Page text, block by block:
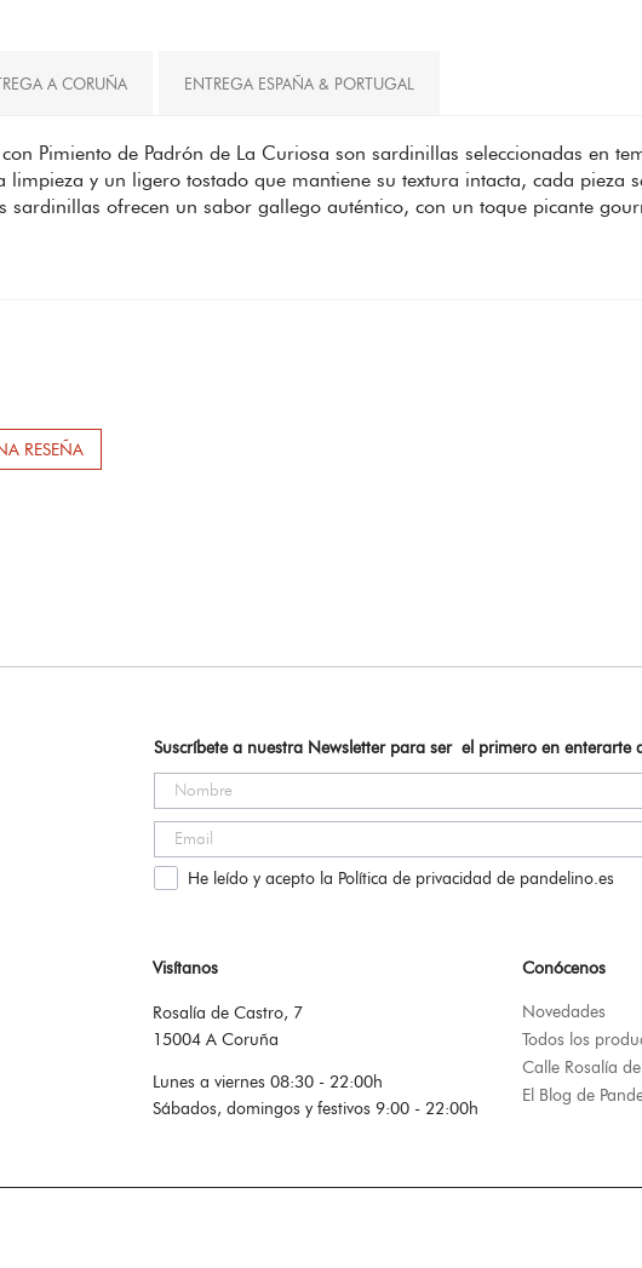
A CORUÑA ENTREGA ESPAÑA & PORTUGAL
Pimiento de Padrón de La Curiosa son sardinillas seleccionadas en
limpieza y un ligero tostado que mantiene su textura intacta, cada pieza
sardinillas ofrecen un sabor gallego auténtico, con un toque picante
RESEÑA
Suscríbete a nuestra Newsletter para ser el primero en enterarte
He leído y acepto la Política de privacidad de pandelino.es
Visítanos
Rosalía de Castro, 7
15004 A Coruña
Lunes a viernes 08:30 - 22:00h
Sábados, domingos y festivos 9:00 - 22:00h
Conócenos
Novedades
Todos los
Calle Rosalía
El Blog de